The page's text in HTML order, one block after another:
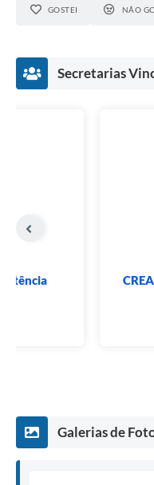
GOSTEI NÃO
Secretarias
CRAS - Centro
Galerias de